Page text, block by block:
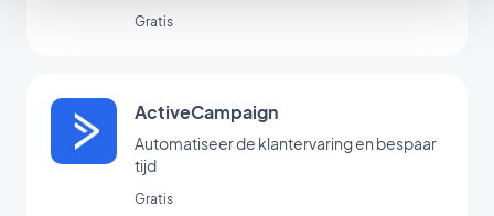
Gratis
ActiveCampaign
Automatiseer de klantervaring en bespaar
tijd
Gratis